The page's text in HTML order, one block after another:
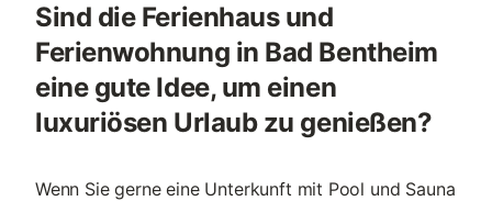
Sind die Ferienhaus und
Ferienwohnung in Bad Bentheim
eine gute Idee, um einen
luxuriösen Urlaub zu genießen?
Wenn Sie gerne eine Unterkunft mit Pool und Sauna